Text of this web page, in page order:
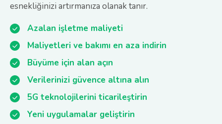
esnekliğinizi artırmanıza olanak tanır.
Azalan işletme maliyeti
Maliyetleri ve bakımı en aza indirin
Büyüme için alan açın
Verilerinizi güvence altına alın
5G teknolojilerini ticarileştirin
Yeni uygulamalar geliştirin